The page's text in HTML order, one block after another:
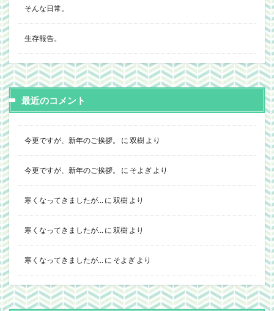
そんな日常。
生存報告。
最近のコメント
今更ですが、新年のご挨拶。 に 双樹 より
今更ですが、新年のご挨拶。 に そよぎ より
寒くなってきましたが… に 双樹 より
寒くなってきましたが… に 双樹 より
寒くなってきましたが… に そよぎ より